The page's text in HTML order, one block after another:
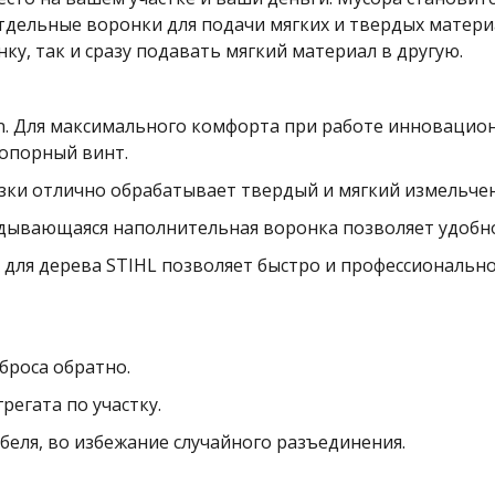
воронки для подачи мягких и твердых
так и сразу подавать мягкий материал в другую.
Для максимального комфорта при работе
винт.
отлично обрабатывает твердый и мягкий
наполнительная воронка позволяет
дерева STIHL позволяет быстро и
обратно.
по участку.
во избежание случайного разъединения.